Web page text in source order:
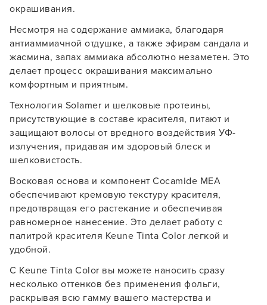
окрашивания.
Несмотря на содержание аммиака, благодаря
антиаммиачной отдушке, а также эфирам сандала и
жасмина, запах аммиака абсолютно незаметен. Это
делает процесс окрашивания максимально
комфортным и приятным.
Технология Solamer и шелковые протеины,
присутствующие в составе красителя, питают и
защищают волосы от вредного воздействия УФ-
излучения, придавая им здоровый блеск и
шелковистость.
Восковая основа и компонент Cocamide MEA
обеспечивают кремовую текстуру красителя,
предотвращая его растекание и обеспечивая
равномерное нанесение. Это делает работу с
палитрой красителя Keune Tinta Color легкой и
удобной.
С Keune Tinta Color вы можете наносить сразу
несколько оттенков без применения фольги,
раскрывая всю гамму вашего мастерства и